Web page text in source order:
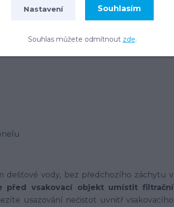
dešťové vody, bez předchozího záchytu v
před vsakovací objekt umístit filtrační
usazování nečistot uvnitř vsakovacího
Nastavení Souhlasím
Souhlas můžete odmítnout zde.